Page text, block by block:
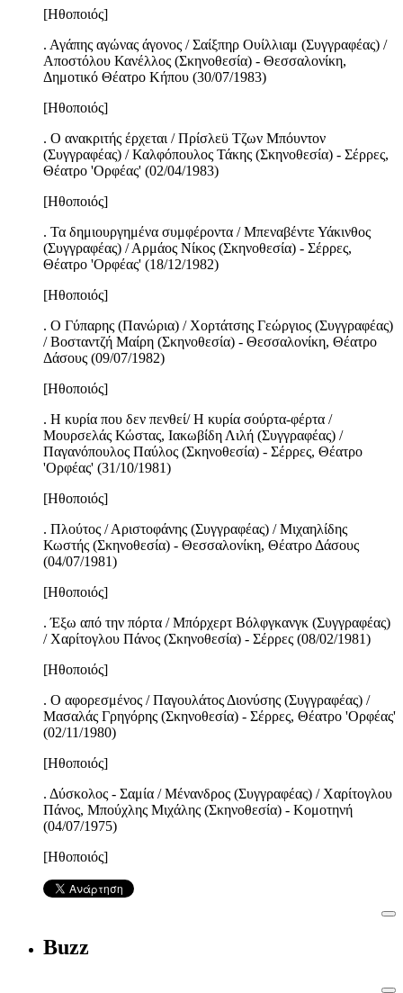
[Ηθοποιός]
. Αγάπης αγώνας άγονος / Σαίξπηρ Ουίλλιαμ (Συγγραφέας) /
Αποστόλου Κανέλλος (Σκηνοθεσία) - Θεσσαλονίκη,
Δημοτικό Θέατρο Κήπου (30/07/1983)
[Ηθοποιός]
. Ο ανακριτής έρχεται / Πρίσλεϋ Τζων Μπόυντον
(Συγγραφέας) / Καλφόπουλος Τάκης (Σκηνοθεσία) - Σέρρες,
Θέατρο 'Ορφέας' (02/04/1983)
[Ηθοποιός]
. Τα δημιουργημένα συμφέροντα / Μπεναβέντε Υάκινθος
(Συγγραφέας) / Αρμάος Νίκος (Σκηνοθεσία) - Σέρρες,
Θέατρο 'Ορφέας' (18/12/1982)
[Ηθοποιός]
. Ο Γύπαρης (Πανώρια) / Χορτάτσης Γεώργιος (Συγγραφέας)
/ Βοσταντζή Μαίρη (Σκηνοθεσία) - Θεσσαλονίκη, Θέατρο
Δάσους (09/07/1982)
[Ηθοποιός]
. Η κυρία που δεν πενθεί/ Η κυρία σούρτα-φέρτα /
Μουρσελάς Κώστας, Ιακωβίδη Λιλή (Συγγραφέας) /
Παγανόπουλος Παύλος (Σκηνοθεσία) - Σέρρες, Θέατρο
'Ορφέας' (31/10/1981)
[Ηθοποιός]
. Πλούτος / Αριστοφάνης (Συγγραφέας) / Μιχαηλίδης
Κωστής (Σκηνοθεσία) - Θεσσαλονίκη, Θέατρο Δάσους
(04/07/1981)
[Ηθοποιός]
. Έξω από την πόρτα / Μπόρχερτ Βόλφγκανγκ (Συγγραφέας)
/ Χαρίτογλου Πάνος (Σκηνοθεσία) - Σέρρες (08/02/1981)
[Ηθοποιός]
. Ο αφορεσμένος / Παγουλάτος Διονύσης (Συγγραφέας) /
Μασαλάς Γρηγόρης (Σκηνοθεσία) - Σέρρες, Θέατρο 'Ορφέας'
(02/11/1980)
[Ηθοποιός]
. Δύσκολος - Σαμία / Μένανδρος (Συγγραφέας) / Χαρίτογλου
Πάνος, Μπούχλης Μιχάλης (Σκηνοθεσία) - Κομοτηνή
(04/07/1975)
[Ηθοποιός]
Buzz